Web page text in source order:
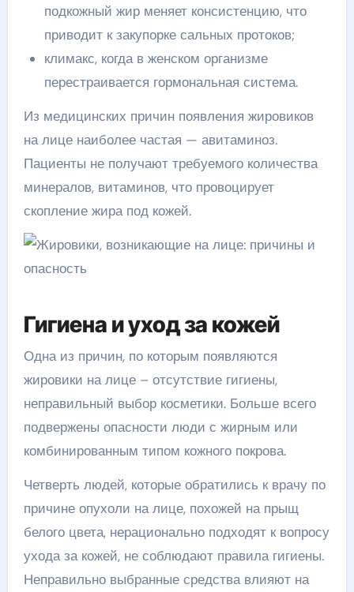
подкожный жир меняет консистенцию, что
приводит к закупорке сальных протоков;
климакс, когда в женском организме
перестраивается гормональная система.
Из медицинских причин появления жировиков
на лице наиболее частая — авитаминоз.
Пациенты не получают требуемого количества
минералов, витаминов, что провоцирует
скопление жира под кожей.
Гигиена и уход за кожей
Одна из причин, по которым появляются
жировики на лице – отсутствие гигиены,
неправильный выбор косметики. Больше всего
подвержены опасности люди с жирным или
комбинированным типом кожного покрова.
Четверть людей, которые обратились к врачу по
причине опухоли на лице, похожей на прыщ
белого цвета, нерационально подходят к вопросу
ухода за кожей, не соблюдают правила гигиены.
Неправильно выбранные средства влияют на